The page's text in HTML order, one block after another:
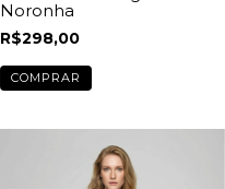
Noronha
R$298,00
COMPRAR